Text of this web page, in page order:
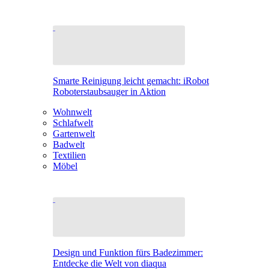
Smarte Reinigung leicht gemacht: iRobot
Roboterstaubsauger in Aktion
Wohnwelt
Schlafwelt
Gartenwelt
Badwelt
Textilien
Möbel
Design und Funktion fürs Badezimmer:
Entdecke die Welt von diaqua